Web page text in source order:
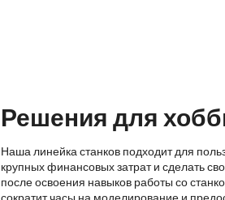
Решения для
Наша линейка станков подходит для
крупных финансовых затрат и сделать
после освоения навыков работы со
сократит часы на моделирование и